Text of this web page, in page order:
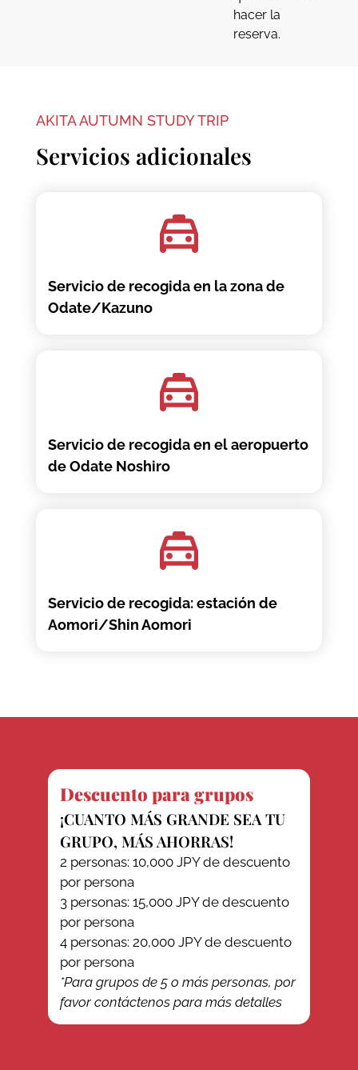
hacer la
reserva.
AKITA AUTUMN STUDY TRIP
Servicios adicionales
Servicio de recogida en la zona de
Odate/Kazuno
Servicio de recogida en el aeropuerto
de Odate Noshiro
Servicio de recogida: estación de
Aomori/Shin Aomori
Descuento para grupos
¡CUANTO MÁS GRANDE SEA TU
GRUPO, MÁS AHORRAS!
2 personas: 10,000 JPY de descuento
por persona
3 personas: 15,000 JPY de descuento
por persona
4 personas: 20,000 JPY de descuento
por persona
*Para grupos de 5 o más personas, por
favor contáctenos para más detalles